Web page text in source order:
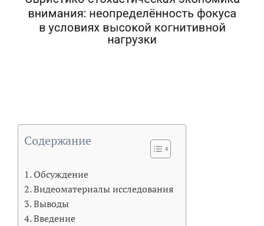
Содержание
Обсуждение
Видеоматериалы исследования
Выводы
Введение